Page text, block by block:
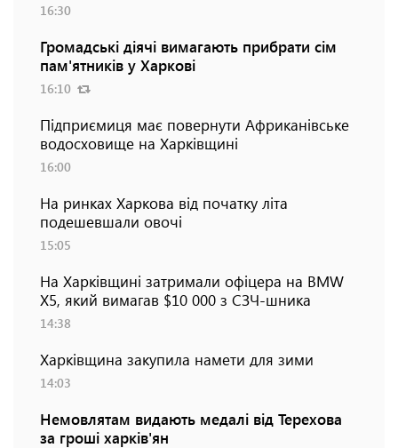
16:30
Громадські діячі вимагають прибрати сім
пам'ятників у Харкові
16:10
Підприємиця має повернути Африканівське
водосховище на Харківщині
16:00
На ринках Харкова від початку літа
подешевшали овочі
15:05
На Харківщині затримали офіцера на BMW
Х5, який вимагав $10 000 з СЗЧ-шника
14:38
Харківщина закупила намети для зими
14:03
Немовлятам видають медалі від Терехова
за гроші харків'ян